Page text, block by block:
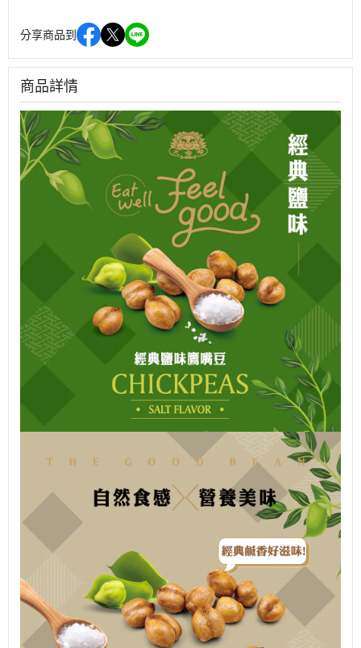
分享商品到
商品詳情